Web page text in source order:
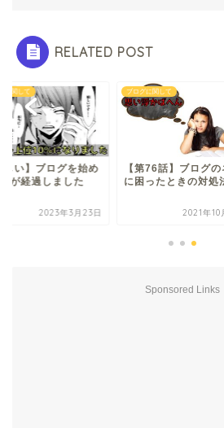
RELATED POST
に関して
しい】ブログを始め
が経過しました
2023年3月23日
ブログに関して
【第76話】ブログの
に困ったときの対処
2021年10
Sponsored Links